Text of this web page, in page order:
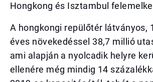
Hongkong és Isztambul
A hongkongi repülőtér látványos,
éves növekedéssel 38,7 millió
ami alapján a nyolcadik helyre
ellenére még mindig 14